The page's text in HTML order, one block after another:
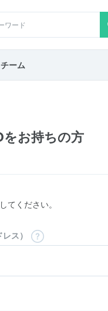
ーム
お持ちの方
てください。
ス）